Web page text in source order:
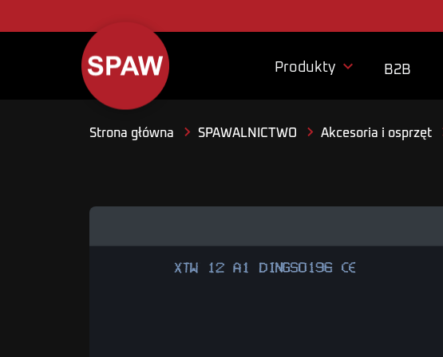
Produkty  B2B
Strona główna SPAWALNICTWO Akcesoria i osprzęt